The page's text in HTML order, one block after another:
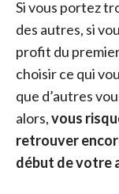
Si vous portez
des autres, si
profit du premier
choisir ce qui
que d’autres
alors,vous
retrouver
début de votre